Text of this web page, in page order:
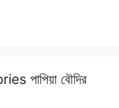
পাপিয়া বৌদির